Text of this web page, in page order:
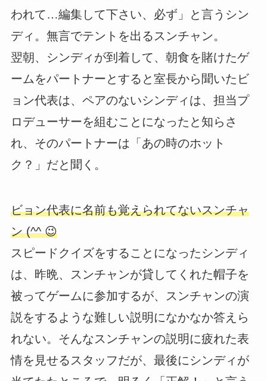
われて…編集して下さい、必ず」と言うシン
ディ。無言でテントを出るスンチャン。
翌朝、シンディが到着して、朝食を賭けたゲ
ームをパートナーとすると室長から聞いたビ
ョン代表は、ペアのないシンディは、担当プ
ロデューサーを組むことになったと知らさ
れ、そのパートナーは「あの時のホット
ク？」だと聞く。
ビョン代表に名前も覚えられてないスンチャ
ン (^^ 😉
スピードクイズをすることになったシンディ
は、昨晩、スンチャンが貸してくれた帽子を
被ってゲームに参加するが、スンチャンの演
説をするような難しい説明になかなか答えら
れない。そんなスンチャンの説明に疲れた表
情を見せるスタッフだが、最後にシンディが